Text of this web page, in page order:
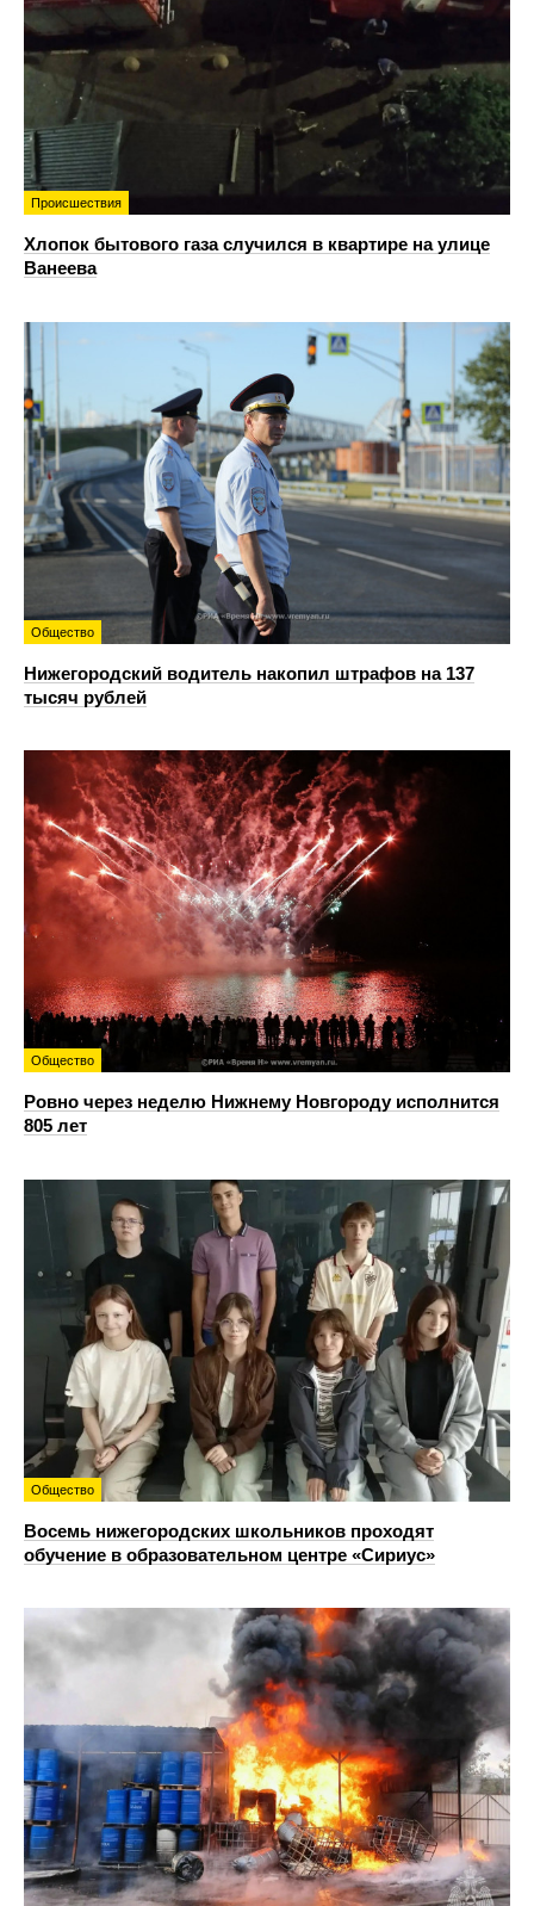
Происшествия
Хлопок бытового газа случился в квартире на улице
Ванеева
Общество
Нижегородский водитель накопил штрафов на 137
тысяч рублей
Общество
Ровно через неделю Нижнему Новгороду исполнится
805 лет
Общество
Восемь нижегородских школьников проходят
обучение в образовательном центре «Сириус»